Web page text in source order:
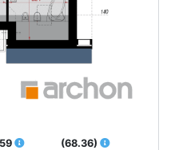
(68.36)